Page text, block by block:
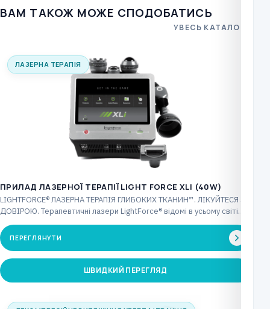
ВАМ ТАКОЖ МОЖЕ СПОДОБАТИСЬ
УВЕСЬ КАТАЛОГ
ЛАЗЕРНА ТЕРАПІЯ
ПРИЛАД ЛАЗЕРНОЇ ТЕРАПІЇ LIGHT FORCE XLI (40W)
LIGHTFORCE® ЛАЗЕРНА ТЕРАПІЯ ГЛИБОКИХ ТКАНИН™. ЛІКУЙТЕСЯ З
ДОВІРОЮ. Терапевтичні лазери LightForce® відомі в усьому світі
інноваційними…
ПЕРЕГЛЯНУТИ
ШВИДКИЙ ПЕРЕГЛЯД